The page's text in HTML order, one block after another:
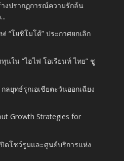
งปรากฏการณ์ความรักล้น
“โยชิโมโต้” ประกาศยกเลิก
นใน “ไฮไฟ โอเรียนท์ ไทย” ชู
ลยุทธ์รุกเอเชียตะวันออกเฉียง
Growth Strategies for
ปิดโชว์รูมและศูนย์บริการแห่ง